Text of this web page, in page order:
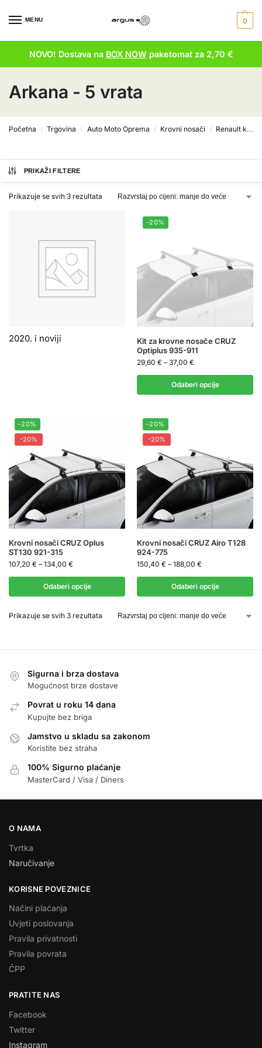
MENU 0
NOVO! Dostava na BOX NOWpaketomat za 2,70 €
Arkana - 5 vrata
Početna / Trgovina / Auto Moto Oprema / Krovni nosači / Renault krovni nosači
PRIKAŽI FILTERE
Prikazuje se svih 3 rezultata
2020. i noviji
-20%
Kit za krovne nosače CRUZ
Optiplus 935-911
29,60 € – 37,00 €
Odaberi opcije
-20%
-20%
Krovni nosači CRUZ Oplus
ST130 921-315
107,20 € – 134,00 €
Odaberi opcije
-20%
-20%
Krovni nosači CRUZ Airo T128
924-775
150,40 € – 188,00 €
Odaberi opcije
Prikazuje se svih 3 rezultata
Sigurna i brza dostava
Mogućnost brze dostave
Povrat u roku 14 dana
Kupujte bez briga
Jamstvo u skladu sa zakonom
Koristite bez straha
100% Sigurno plaćanje
MasterCard / Visa / Diners
O NAMA
Tvrtka
Naručivanje
KORISNE POVEZNICE
Načini plaćanja
Uvjeti poslovanja
Pravila privatnosti
Pravila povrata
ČPP
PRATITE NAS
Facebook
Twitter
Instagram